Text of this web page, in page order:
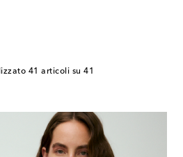
41 articoli su 41